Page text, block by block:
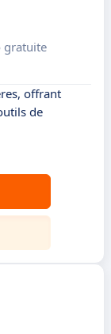
gratuite
offrant
de